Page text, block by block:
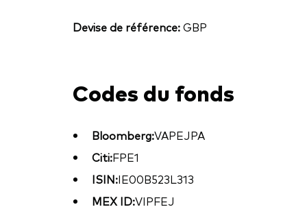
Devise de référence:GBP
Codes du fonds
Bloomberg:VAPEJPA
Citi:FPE1
ISIN:IE00B523L313
MEX ID:VIPFEJ